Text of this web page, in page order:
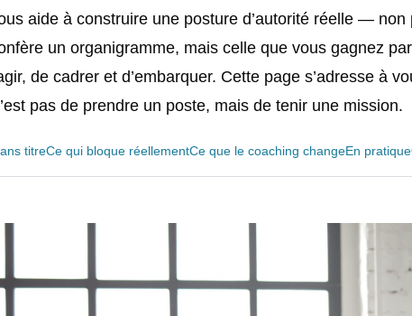
aide à construire une posture d’autorité réelle — non
un organigramme, mais celle que vous gagnez
de cadrer et d’embarquer. Cette page s’adresse à
pas de prendre un poste, mais de tenir une mission.
titreCe qui bloque réellementCe que le coaching changeEn pratique